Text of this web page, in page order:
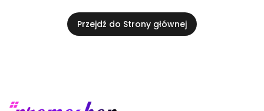
Przejdź do Strony głównej